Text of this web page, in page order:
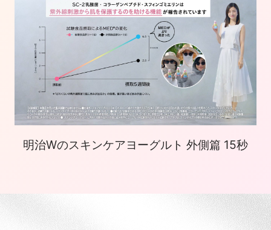
明治Wのスキンケアヨーグルト 外側篇 15秒